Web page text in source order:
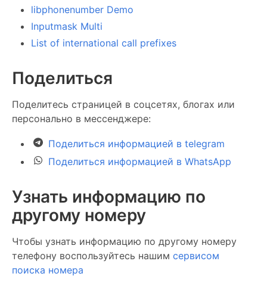
libphonenumber Demo
Inputmask Multi
List of international call prefixes
Поделиться
Поделитесь страницей в соцсетях, блогах или
персонально в мессенджере:
Поделиться информацией в telegram
Поделиться информацией в WhatsApp
Узнать информацию по
другому номеру
Чтобы узнать информацию по другому номеру
телефону воспользуйтесь нашим сервисом
поиска номера